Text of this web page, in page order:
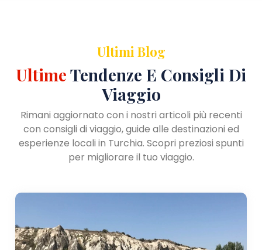
Ultimi Blog
UltimeTendenze E Consigli Di
Viaggio
Rimani aggiornato con i nostri articoli più recenti
con consigli di viaggio, guide alle destinazioni ed
esperienze locali in Turchia. Scopri preziosi spunti
per migliorare il tuo viaggio.